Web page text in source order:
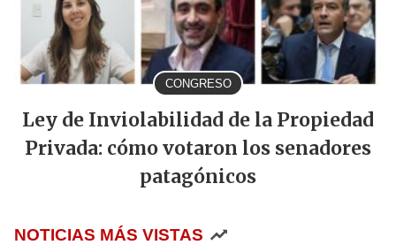
CONGRESO
Ley de Inviolabilidad de la Propiedad
Privada: cómo votaron los senadores
patagónicos
NOTICIAS MÁS VISTAS